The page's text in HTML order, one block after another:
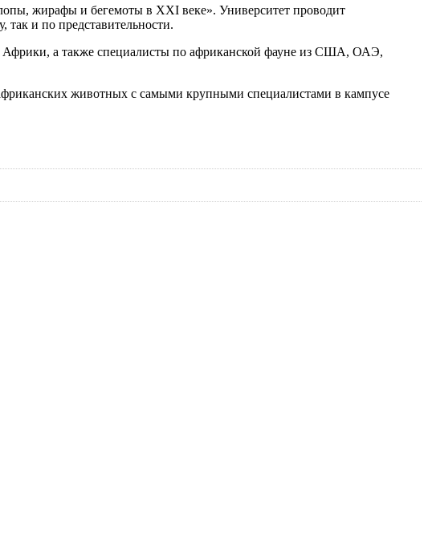
жирафы и бегемоты в XXI веке». Университет проводит
и по представительности.
Африки, а также специалисты по африканской фауне из США, ОАЭ,
животных с самыми крупными специалистами в кампусе